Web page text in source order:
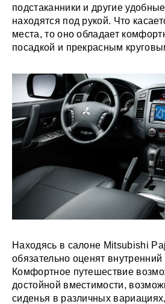
подстаканники и другие
находятся под рукой. Что
места, то оно обладает
посадкой и прекрасным
Находясь в салоне Mitsubishi
обязательно оценят
Комфортное путешествие
достойной вместимости,
сиденья в различных